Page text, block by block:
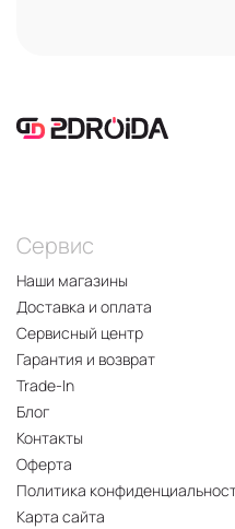
Сервис
Наши магазины
Доставка и оплата
Сервисный центр
Гарантия и возврат
Trade-In
Блог
Контакты
Оферта
Политика
Карта сайта